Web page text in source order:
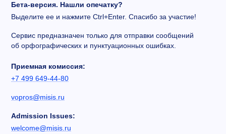
Бета-версия. Нашли опечатку?
Выделите ее и нажмите Ctrl+Enter. Спасибо за участие!
Сервис предназначен только для отправки сообщений
об орфографических и пунктуационных ошибках.
Приемная комиссия:
+7 499 649-44-80
vopros@misis.ru
Admission Issues:
welcome@misis.ru